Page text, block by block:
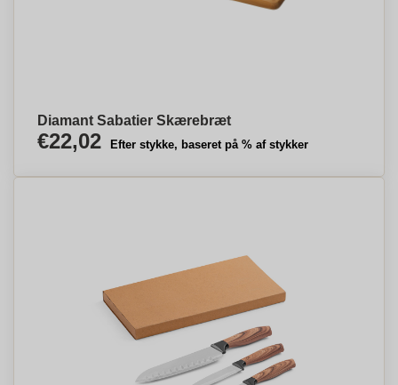
Diamant Sabatier Skærebræt
€22,02 Efter stykke, baseret på % af stykker